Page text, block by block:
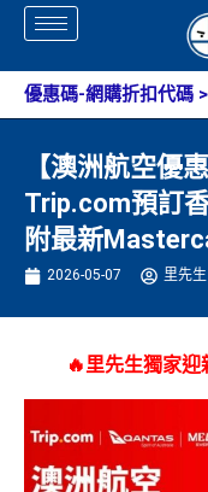
Skip
content
優惠碼-網購折扣代碼 >
【澳洲航空優
Trip.com預訂
附最新
2026-05-07 里先
🔥里先生獨家迎